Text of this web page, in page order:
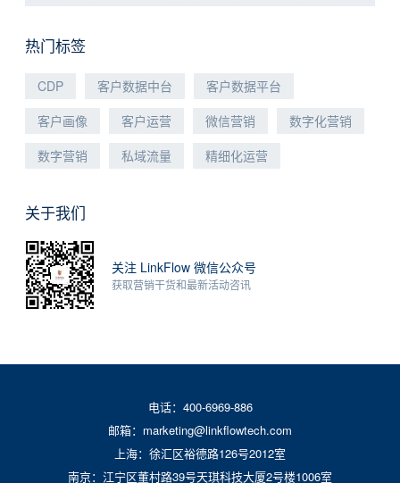
热门标签
CDP 客户数据中台
客户数据平台
客户画像
客户运营 微信营销
数字化营销
数字营销
私域流量 精细化运营
关于我们
关注 LinkFlow 微信公众号
获取营销干货和最新活动咨讯
电话：400-6969-886
邮箱：marketing@linkflowtech.com
上海：徐汇区裕德路126号2012室
南京：江宁区董村路39号天琪科技大厦2号楼1006室